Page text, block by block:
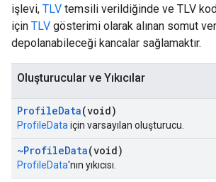
işlevi, TLV temsili verildiğinde ve TLV
için TLV gösterimi olarak alınan somut
depolanabileceği kancalar sağlamaktır.
Oluşturucular ve Yıkıcılar
ProfileData(void)
ProfileData için varsayılan oluşturucu.
~ProfileData(void)
ProfileData'nın yıkıcısı.